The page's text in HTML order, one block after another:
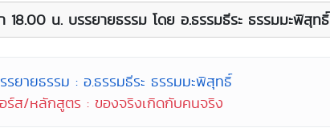
18.00 น. บรรยายธรรม โดย อ.ธรรมธีระ ธรรมมะพิสุทธิ์
รยายธรรม : อ.ธรรมธีระ ธรรมมะพิสุทธิ์
ร์ส/หลักสูตร : ของจริงเกิดกับคนจริง